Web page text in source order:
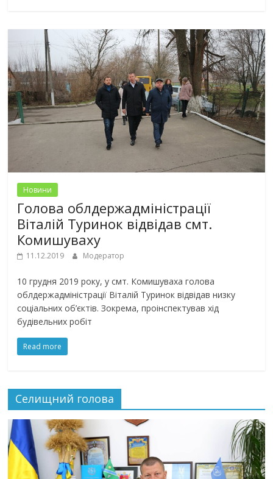
Новини
Голова облдержадміністрації
Віталій Туринок відвідав смт.
Комишуваху
11.12.2019 Модератор
10 грудня 2019 року, у смт. Комишуваха голова
облдержадміністрації Віталій Туринок відвідав низку
соціальних об’єктів. Зокрема, проінспектував хід
будівельних робіт
Read more
Селищний голова